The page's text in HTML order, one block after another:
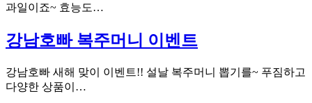
과일이죠~ 효능도…
강남호빠 복주머니 이벤트
강남호빠 새해 맞이 이벤트!! 설날 복주머니 뽑기를~ 푸짐하고
다양한 상품이…